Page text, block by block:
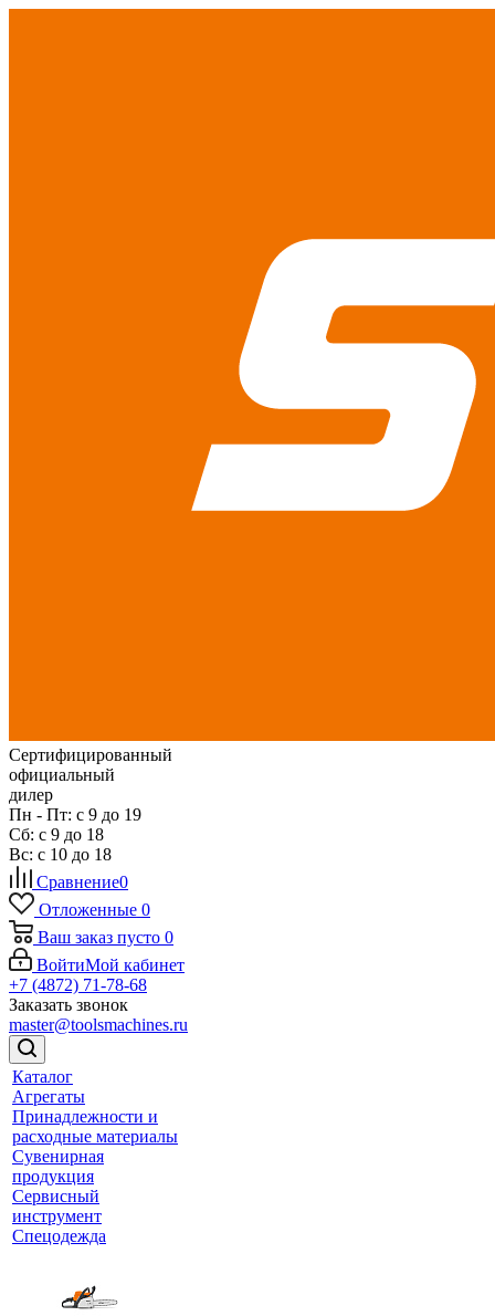
Сертифицированный
официальный
дилер
Пн - Пт: с 9 до 19
Сб: с 9 до 18
Вс: с 10 до 18
Сравнение0
Отложенные 0
Ваш заказ пусто 0
ВойтиМой кабинет
+7 (4872) 71-78-68
Заказать звонок
master@toolsmachines.ru
Каталог
Агрегаты
Принадлежности и
расходные материалы
Сувенирная
продукция
Сервисный
инструмент
Спецодежда